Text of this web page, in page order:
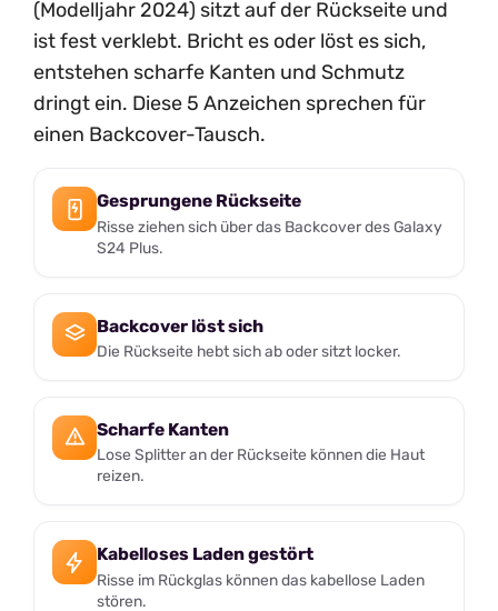
(Modelljahr 2024) sitzt auf der Rückseite und
ist fest verklebt. Bricht es oder löst es sich,
entstehen scharfe Kanten und Schmutz
dringt ein. Diese 5 Anzeichen sprechen für
einen Backcover-Tausch.
Gesprungene Rückseite
Risse ziehen sich über das Backcover des Galaxy
S24 Plus.
Backcover löst sich
Die Rückseite hebt sich ab oder sitzt locker.
Scharfe Kanten
Lose Splitter an der Rückseite können die Haut
reizen.
Kabelloses Laden gestört
Risse im Rückglas können das kabellose Laden
stören.